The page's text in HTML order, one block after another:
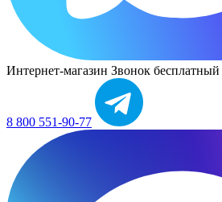
Интернет-магазин Звонок бесплатный
8 800 551-90-77